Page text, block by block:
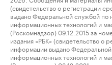
(свидетельство о регистрации
выдано Федеральной службой по
информационных технологий и
(Роскомнадзор) 09.12.2015 за
издания «РБК» (свидетельство о
информации выдано
информационных технологий и